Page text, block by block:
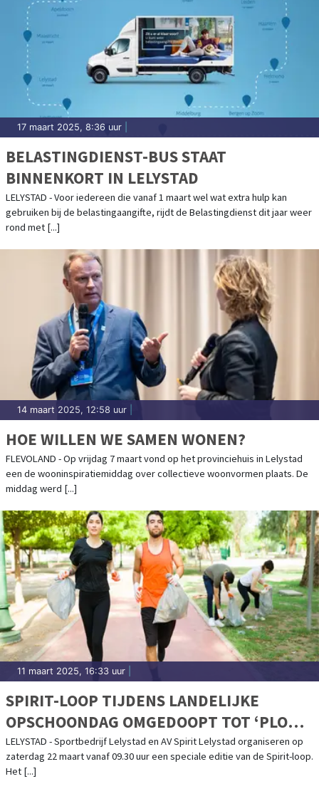
17 maart 2025, 8:36 uur
BELASTINGDIENST-BUS STAAT
BINNENKORT IN LELYSTAD
LELYSTAD - Voor iedereen die vanaf 1 maart wel wat extra hulp kan
gebruiken bij de belastingaangifte, rijdt de Belastingdienst dit jaar weer
rond met [...]
14 maart 2025, 12:58 uur
HOE WILLEN WE SAMEN WONEN?
FLEVOLAND - Op vrijdag 7 maart vond op het provinciehuis in Lelystad
een de wooninspiratiemiddag over collectieve woonvormen plaats. De
middag werd [...]
11 maart 2025, 16:33 uur
SPIRIT-LOOP TIJDENS LANDELIJKE
OPSCHOONDAG OMGEDOOPT TOT ‘PLOG-
LOOP’
LELYSTAD - Sportbedrijf Lelystad en AV Spirit Lelystad organiseren op
zaterdag 22 maart vanaf 09.30 uur een speciale editie van de Spirit-loop.
Het [...]